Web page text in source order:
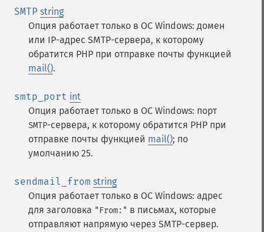
SMTP string
Опция работает только в ОС Windows: домен
или IP-адрес SMTP-сервера, к которому
обратится PHP при отправке почты функцией
mail().
smtp_port int
Опция работает только в ОС Windows: порт
SMTP-сервера, к которому обратится PHP при
отправке почты функцией mail(); по
умолчанию 25.
sendmail_from string
Опция работает только в ОС Windows: адрес
для заголовка "From:" в письмах, которые
отправляют напрямую через SMTP-сервер.